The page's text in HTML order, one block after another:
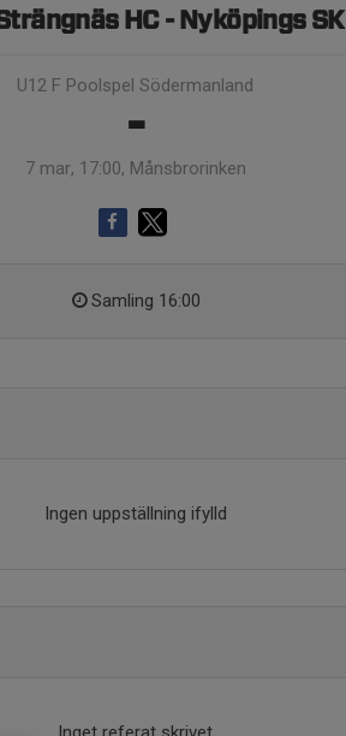
HC - Nyköpings SK
U12 F Poolspel Södermanland
-
7 mar, 17:00, Månsbrorinken
Samling 16:00
Ingen uppställning ifylld